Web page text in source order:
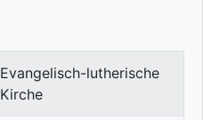
Evangelisch-lutherische
Kirche